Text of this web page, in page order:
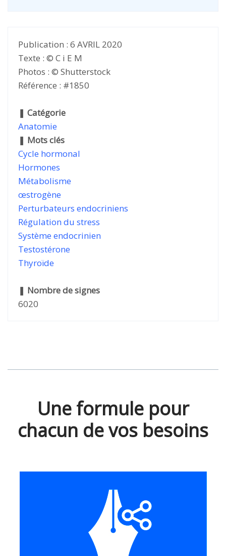
Publication : 6 AVRIL 2020
Texte : © C i E M
Photos : © Shutterstock
Référence : #1850
❚ Catégorie
Anatomie
❚ Mots clés
Cycle hormonal
Hormones
Métabolisme
œstrogène
Perturbateurs endocriniens
Régulation du stress
Système endocrinien
Testostérone
Thyroïde
❚ Nombre de signes
6020
Une formule pour
chacun de vos besoins